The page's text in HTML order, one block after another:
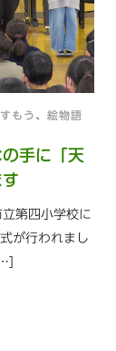
もう 、 絵物語
手に「天
第四小学校に
が行われまし